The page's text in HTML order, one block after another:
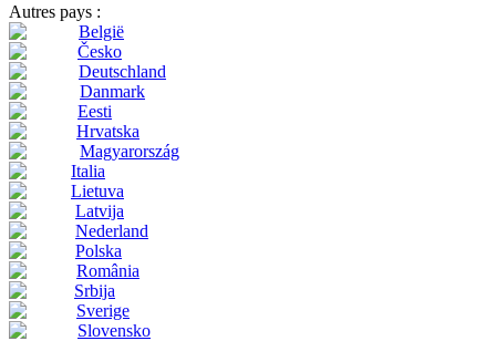
Autres pays :
België
Česko
Deutschland
Danmark
Eesti
Hrvatska
Magyarország
Italia
Lietuva
Latvija
Nederland
Polska
România
Srbija
Sverige
Slovensko